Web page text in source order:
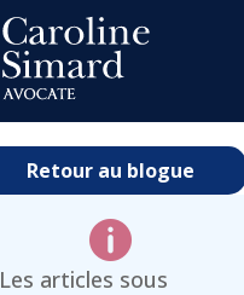
Retour au blogue

Les articles sous